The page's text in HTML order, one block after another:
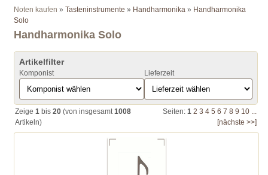
Noten kaufen » Tasteninstrumente » Handharmonika » Handharmonika
Solo
Handharmonika Solo
Artikelfilter
Komponist Lieferzeit
Zeige 1 bis 20 (von insgesamt1008
Artikeln)
Seiten: 1 2 3 4 5 6 7 8 9 10 ...
[nächste >>]